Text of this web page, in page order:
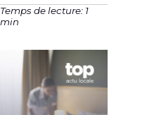
Temps de lecture: 1
min